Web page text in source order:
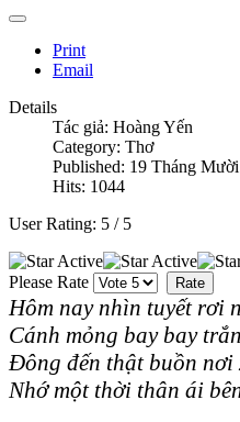
Print
Email
Details
Tác giả: Hoàng Yến
Category: Thơ
Published: 19 Tháng
Hits: 1044
User Rating: 5 / 5
Please Rate
Hôm nay nhìn tuyết rơi
Cánh mỏng bay bay
Đông đến thật buồn nơi
Nhớ một thời thân ái